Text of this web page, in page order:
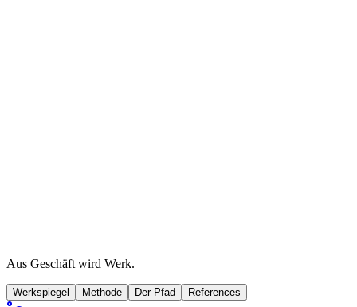
Aus Geschäft wird Werk.
Werkspiegel Methode Der Pfad References